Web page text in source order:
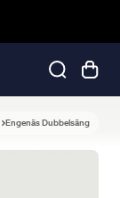
Engenäs Dubbelsäng